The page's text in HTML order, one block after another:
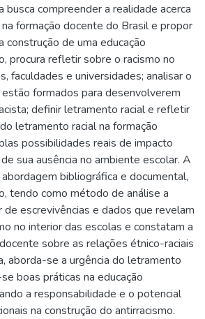
compreender a realidade acerca
formação docente do Brasil e propor
construção de uma educação
procura refletir sobre o racismo no
faculdades e universidades; analisar o
formados para desenvolverem
definir letramento racial e refletir
letramento racial na formação
possibilidades reais de impacto
sua ausência no ambiente escolar. A
bibliográfica e documental,
tendo como método de análise a
escrevivências e dados que revelam
no interior das escolas e constatam a
sobre as relações étnico-raciais
aborda-se a urgência do letramento
boas práticas na educação
a responsabilidade e o potencial
na construção do antirracismo.